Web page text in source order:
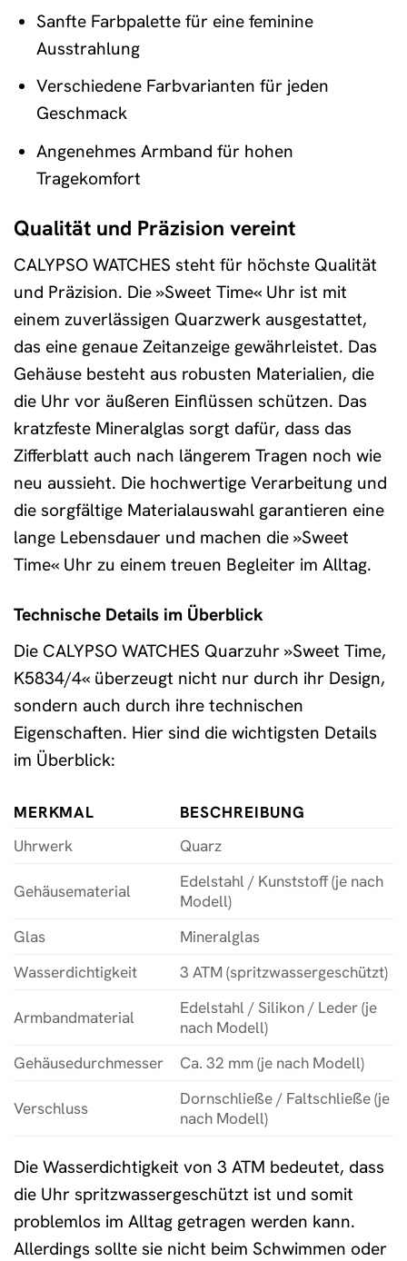
Sanfte Farbpalette für eine feminine
Ausstrahlung
Verschiedene Farbvarianten für jeden
Geschmack
Angenehmes Armband für hohen
Tragekomfort
Qualität und Präzision vereint
CALYPSO WATCHES steht für höchste Qualität
und Präzision. Die »Sweet Time« Uhr ist mit
einem zuverlässigen Quarzwerk ausgestattet,
das eine genaue Zeitanzeige gewährleistet. Das
Gehäuse besteht aus robusten Materialien, die
die Uhr vor äußeren Einflüssen schützen. Das
kratzfeste Mineralglas sorgt dafür, dass das
Zifferblatt auch nach längerem Tragen noch wie
neu aussieht. Die hochwertige Verarbeitung und
die sorgfältige Materialauswahl garantieren eine
lange Lebensdauer und machen die »Sweet
Time« Uhr zu einem treuen Begleiter im Alltag.
Technische Details im Überblick
Die CALYPSO WATCHES Quarzuhr »Sweet Time,
K5834/4« überzeugt nicht nur durch ihr Design,
sondern auch durch ihre technischen
Eigenschaften. Hier sind die wichtigsten Details
im Überblick:
MERKMAL
BESCHREIBUNG
Uhrwerk
Quarz
Gehäusematerial
Edelstahl / Kunststoff (je nach
Modell)
Glas
Mineralglas
Wasserdichtigkeit
3 ATM (spritzwassergeschützt)
Armbandmaterial
Edelstahl / Silikon / Leder (je
nach Modell)
Gehäusedurchmesser
Ca. 32 mm (je nach Modell)
Verschluss
Dornschließe / Faltschließe (je
nach Modell)
Die Wasserdichtigkeit von 3 ATM bedeutet, dass
die Uhr spritzwassergeschützt ist und somit
problemlos im Alltag getragen werden kann.
Allerdings sollte sie nicht beim Schwimmen oder